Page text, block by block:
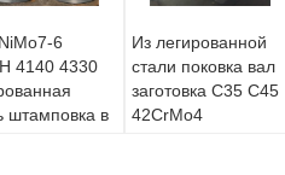
6
4140 4330
штамповка в
Из легированной
стали поковка вал
заготовка C35 C45
42CrMo4